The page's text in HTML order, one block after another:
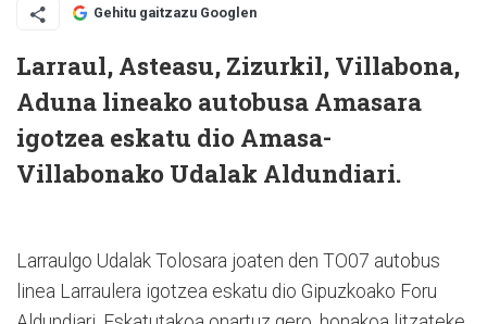
Gehitu gaitzazu Googlen
Larraul, Asteasu, Zizurkil, Villabona,
Aduna lineako autobusa Amasara
igotzea eskatu dio Amasa-
Villabonako Udalak Aldundiari.
Larraulgo Udalak Tolosara joaten den TO07 autobus
linea Larraulera igotzea eskatu dio Gipuzkoako Foru